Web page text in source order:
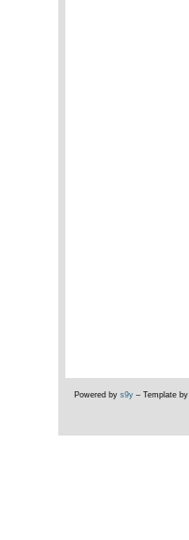
Powered by s9y– Template by